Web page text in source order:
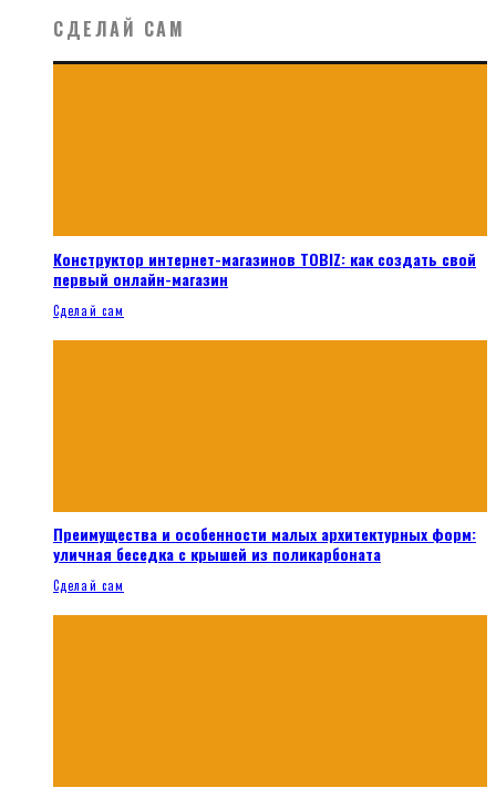
СДЕЛАЙ САМ
Конструктор интернет-магазинов TOBIZ: как создать свой
первый онлайн-магазин
Сделай сам
Преимущества и особенности малых архитектурных форм:
уличная беседка с крышей из поликарбоната
Сделай сам